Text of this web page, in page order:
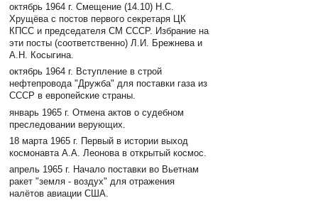
октябрь 1964 г. Смещение (14.10) Н.С.
Хрущёва с постов первого секретаря ЦК
КПСС и председателя СМ СССР. Избрание на
эти посты (соответственно) Л.И. Брежнева и
А.Н. Косыгина.
октябрь 1964 г. Вступление в строй
нефтепровода "Дружба" для поставки газа из
СССР в европейские страны.
январь 1965 г. Отмена актов о судебном
преследовании верующих.
18 марта 1965 г. Первый в истории выход
космонавта А.А. Леонова в открытый космос.
апрель 1965 г. Начало поставки во Вьетнам
ракет "земля - воздух" для отражения
налётов авиации США.